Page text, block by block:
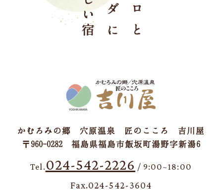
かむろみの郷 穴原温泉 匠のこころ 吉川屋
〒960-0282 福島県福島市飯坂町湯野字新湯6
Tel. 024-542-2226 / 9:00~18:00
Fax.024-542-3604